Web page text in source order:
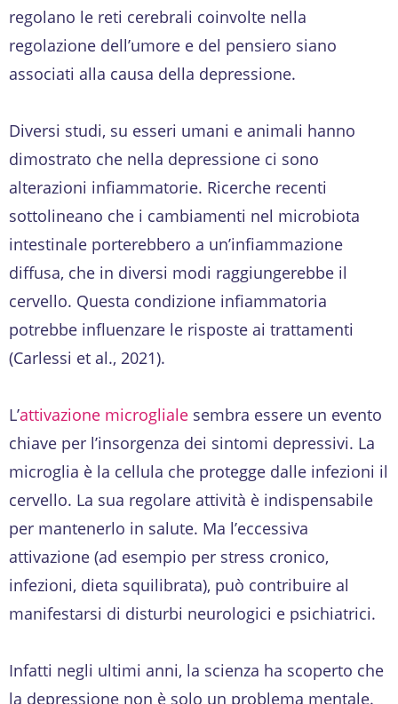
regolano le reti cerebrali coinvolte nella
regolazione dell’umore e del pensiero siano
associati alla causa della depressione.
Diversi studi, su esseri umani e animali hanno
dimostrato che nella depressione ci sono
alterazioni infiammatorie. Ricerche recenti
sottolineano che i cambiamenti nel microbiota
intestinale porterebbero a un’infiammazione
diffusa, che in diversi modi raggiungerebbe il
cervello. Questa condizione infiammatoria
potrebbe influenzare le risposte ai trattamenti
(Carlessi et al., 2021).
L’attivazione microgliale sembra essere un evento
chiave per l’insorgenza dei sintomi depressivi. La
microglia è la cellula che protegge dalle infezioni il
cervello. La sua regolare attività è indispensabile
per mantenerlo in salute. Ma l’eccessiva
attivazione (ad esempio per stress cronico,
infezioni, dieta squilibrata), può contribuire al
manifestarsi di disturbi neurologici e psichiatrici.
Infatti negli ultimi anni, la scienza ha scoperto che
la depressione non è solo un problema mentale.